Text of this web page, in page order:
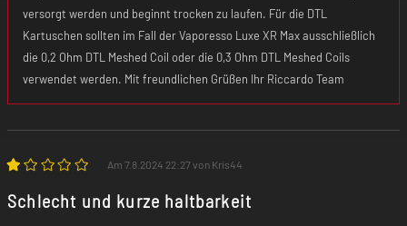
versorgt werden und beginnt trocken zu laufen. Für die DTL
Kartuschen sollten im Fall der Vaporesso Luxe XR Max ausschließlich
die 0,2 Ohm DTL Meshed Coil oder die 0,3 Ohm DTL Meshed Coils
verwendet werden. Mit freundlichen Grüßen Ihr Riccardo Team
Am 7.8.2024 22:27 von Kris44
Schlecht und kurze haltbarkeit